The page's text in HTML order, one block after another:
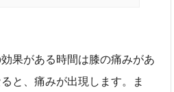
果がある時間は膝の痛みがあ
と、痛みが出現します。ま